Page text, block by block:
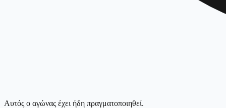
Αυτός ο αγώνας έχει ήδη πραγματοποιηθεί.